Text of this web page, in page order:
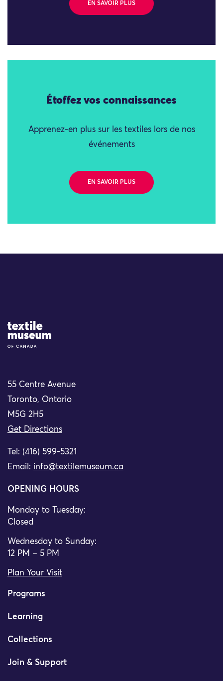
EN SAVOIR PLUS
Étoffez vos connaissances
Apprenez-en plus sur les textiles lors de nos
événements
EN SAVOIR PLUS
Site Logo
55 Centre Avenue
Toronto, Ontario
M5G 2H5
Get Directions
Tel: (416) 599-5321
Email: info@textilemuseum.ca
OPENING HOURS
Monday to Tuesday:
Closed
Wednesday to Sunday:
12 PM – 5 PM
Plan Your Visit
Programs
Learning
Collections
Join & Support